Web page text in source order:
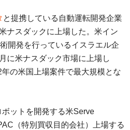
と提携している自動運転開発企業
ナスダックに上場した。米イン
開発を行っているイスラエル企
に米ナスダック市場に上場し
の米国上場案件で最大規模とな
ットを開発する米Serve
（特別買収目的会社）上場する